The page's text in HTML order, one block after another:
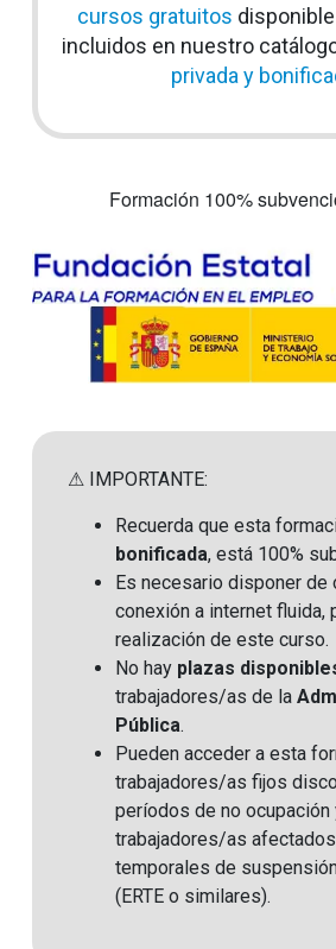
cursos gratuitos
incluidos en nuestro
privada y
Formación 100%
⚠ IMPORTANTE:
Recuerda que esta
bonificada, está 100%
Es necesario disponer de
conexión a internet fluida,
realización de este curso.
No hay plazas
trabajadores/as de la
Pública.
Pueden acceder a esta
trabajadores/as fijos
períodos de no ocupación
trabajadores/as
temporales de
(ERTE o similares).